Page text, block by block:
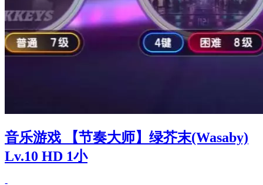
音乐游戏 【节奏大师】绿芥末(Wasaby)
Lv.10 HD 1小
-